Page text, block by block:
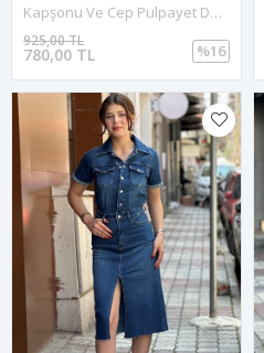
Kapşonu Ve Cep Pulpayet Detay Keten Gömlek-Siyah
780,00 TL
925,00 TL
%16